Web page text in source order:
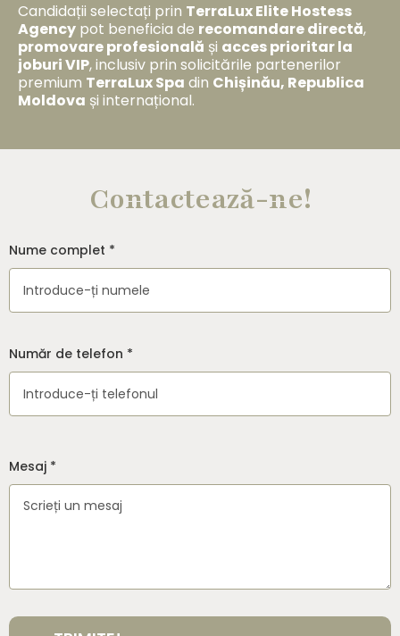
Candidații selectați prin TerraLux Elite Hostess
Agency pot beneficia de recomandare directă,
promovare profesională și acces prioritar la
joburi VIP, inclusiv prin solicitările partenerilor
premium TerraLux Spa din Chișinău, Republica
Moldova și internațional.
Contactează-ne!
Nume complet *
Număr de telefon *
Mesaj *